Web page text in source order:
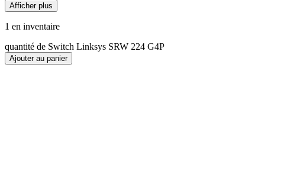
Afficher plus
1 en inventaire
quantité de Switch Linksys SRW 224 G4P
Ajouter au panier